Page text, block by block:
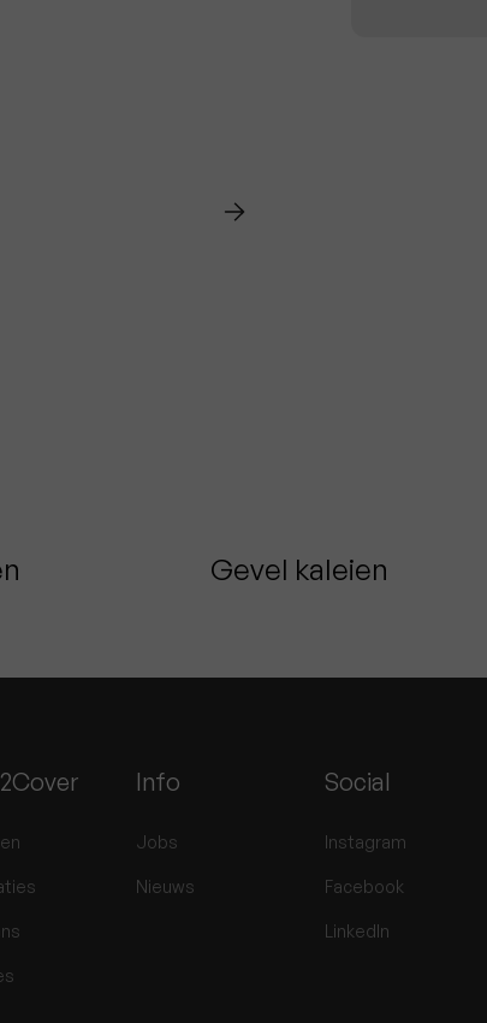
Destelbergen
Gevel kaleien
Info
Jobs
Nieuws
Social
Instagram
Facebook
LinkedIn